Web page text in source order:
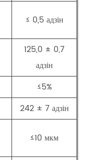
≤ 0,5 адзін
125,0 ± 0,7
адзін
≤5%
242 ± 7 адзін
≤10 мкм